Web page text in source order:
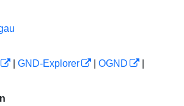
GND-Explorer OGND